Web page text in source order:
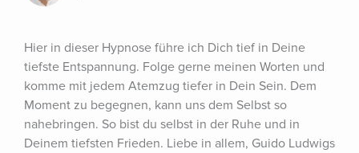
Hier in dieser Hypnose führe ich Dich tief in Deine
tiefste Entspannung. Folge gerne meinen Worten und
komme mit jedem Atemzug tiefer in Dein Sein. Dem
Moment zu begegnen, kann uns dem Selbst so
nahebringen. So bist du selbst in der Ruhe und in
Deinem tiefsten Frieden. Liebe in allem, Guido Ludwigs